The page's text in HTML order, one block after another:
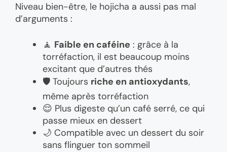
Niveau bien-être, le hojicha a aussi pas mal
d’arguments :
🧘 Faible en caféine : grâce à la
torréfaction, il est beaucoup moins
excitant que d’autres thés
🛡️ Toujours riche en antioxydants,
même après torréfaction
😌 Plus digeste qu’un café serré, ce qui
passe mieux en dessert
🌙 Compatible avec un dessert du soir
sans flinguer ton sommeil